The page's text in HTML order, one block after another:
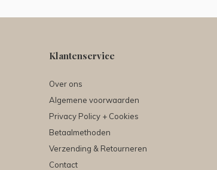
Klantenservice
Over ons
Algemene voorwaarden
Privacy Policy + Cookies
Betaalmethoden
Verzending & Retourneren
Contact